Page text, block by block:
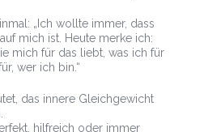
„Ich wollte immer, dass
mich ist. Heute merke ich:
mich für das liebt, was ich für
wer ich bin.“
das innere Gleichgewicht
hilfreich oder immer